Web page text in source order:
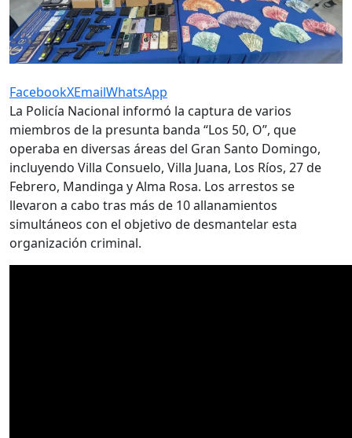
FacebookXEmailWhatsApp
La Policía Nacional informó la captura de varios
miembros de la presunta banda “Los 50, O”, que
operaba en diversas áreas del Gran Santo Domingo,
incluyendo Villa Consuelo, Villa Juana, Los Ríos, 27 de
Febrero, Mandinga y Alma Rosa. Los arrestos se
llevaron a cabo tras más de 10 allanamientos
simultáneos con el objetivo de desmantelar esta
organización criminal.